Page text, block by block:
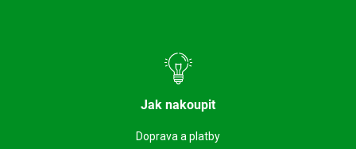
Jak nakoupit
Doprava a platby